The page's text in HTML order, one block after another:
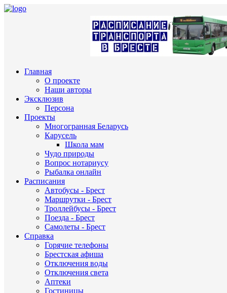
Главная
О проекте
Наши авторы
Эксклюзив
Персона
Проекты
Многогранная Беларусь
Карусель
Школа мам
Чудо природы
Вопрос нотариусу
Рыбалка онлайн
Расписания
Автобусы - Брест
Маршрутки - Брест
Троллейбусы - Брест
Поезда - Брест
Самолеты - Брест
Справка
Горячие телефоны
Брестская афиша
Отключения воды
Отключения света
Аптеки
Гостиницы